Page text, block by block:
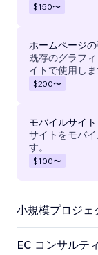
$150〜
ホームページ
既存のグラフ
イトで使用しま
$200〜
モバイルサイト
サイトをモバ
す。
$100〜
小規模プロジェ
EC コンサルテ